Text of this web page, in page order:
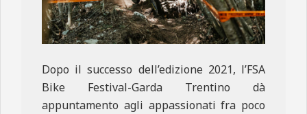
Dopo il successo dell’edizione 2021, l’FSA
Bike Festival-Garda Trentino dà
appuntamento agli appassionati fra poco